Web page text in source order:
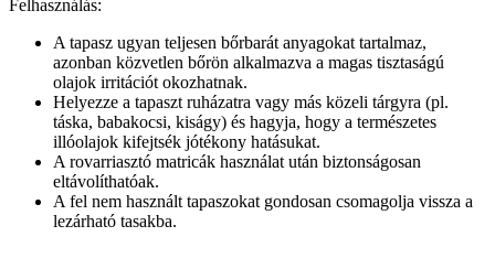
Felhasználás:
A tapasz ugyan teljesen bőrbarát anyagokat tartalmaz,
azonban közvetlen bőrön alkalmazva a magas tisztaságú
olajok irritációt okozhatnak.
Helyezze a tapaszt ruházatra vagy más közeli tárgyra (pl.
táska, babakocsi, kiságy) és hagyja, hogy a természetes
illóolajok kifejtsék jótékony hatásukat.
A rovarriasztó matricák használat után biztonságosan
eltávolíthatóak.
A fel nem használt tapaszokat gondosan csomagolja vissza a
lezárható tasakba.